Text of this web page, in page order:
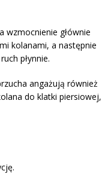
wzmocnienie głównie
kolanami, a następnie
płynnie.
angażują również
do klatki piersiowej,